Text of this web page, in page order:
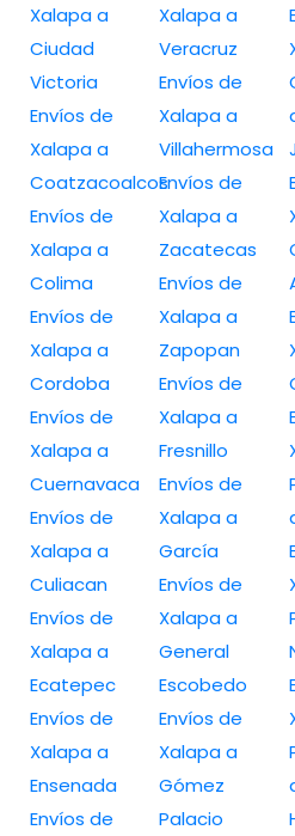
Xalapa a
Ciudad
Victoria
Envíos de
Xalapa a
Coatzacoalcos
Envíos de
Xalapa a
Colima
Envíos de
Xalapa a
Cordoba
Envíos de
Xalapa a
Cuernavaca
Envíos de
Xalapa a
Culiacan
Envíos de
Xalapa a
Ecatepec
Envíos de
Xalapa a
Ensenada
Envíos de
Xalapa a
Veracruz
Envíos de
Xalapa a
Villahermosa
Envíos de
Xalapa a
Zacatecas
Envíos de
Xalapa a
Zapopan
Envíos de
Xalapa a
Fresnillo
Envíos de
Xalapa a
García
Envíos de
Xalapa a
General
Escobedo
Envíos de
Xalapa a
Gómez
Palacio